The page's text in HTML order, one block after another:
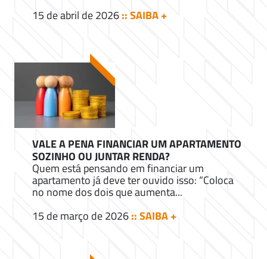
15 de abril de 2026:: SAIBA +
VALE A PENA FINANCIAR UM APARTAMENTO
SOZINHO OU JUNTAR RENDA?
Quem está pensando em financiar um
apartamento já deve ter ouvido isso: “Coloca
no nome dos dois que aumenta...
15 de março de 2026:: SAIBA +